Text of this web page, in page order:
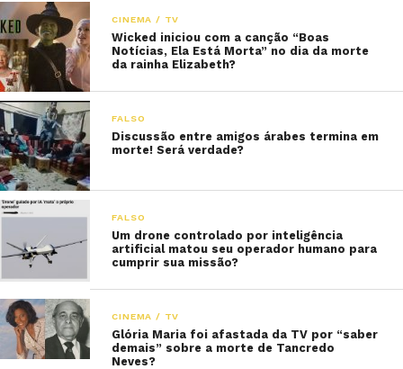
CINEMA / TV
Wicked iniciou com a canção “Boas
Notícias, Ela Está Morta” no dia da morte
da rainha Elizabeth?
FALSO
Discussão entre amigos árabes termina em
morte! Será verdade?
FALSO
Um drone controlado por inteligência
artificial matou seu operador humano para
cumprir sua missão?
CINEMA / TV
Glória Maria foi afastada da TV por “saber
demais” sobre a morte de Tancredo
Neves?